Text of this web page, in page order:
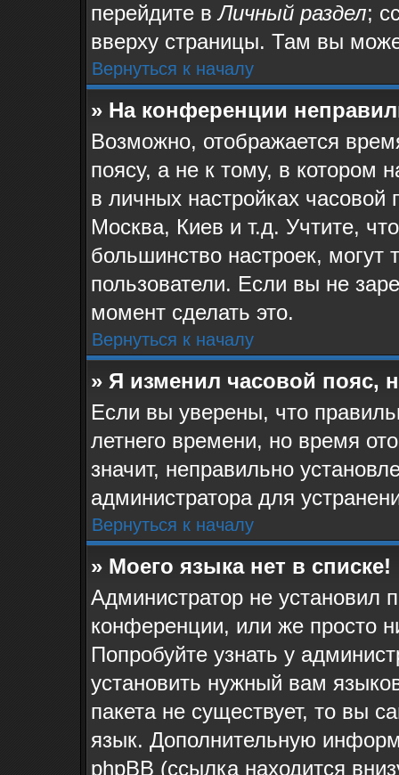
перейдите вЛичный раздел;
вверху страницы. Там вы
Вернуться к началу
» На конференции
Возможно, отображается
поясу, а не к тому, в котором
в личных настройках часовой
Москва, Киев и т.д. Учтите,
большинство настроек, могут
пользователи. Если вы не
момент сделать это.
Вернуться к началу
» Я изменил часовой пояс,
Если вы уверены, что
летнего времени, но время
значит, неправильно
администратора для
Вернуться к началу
» Моего языка нет в списке!
Администратор не установил
конференции, или же просто
Попробуйте узнать у
установить нужный вам
пакета не существует, то вы
язык. Дополнительную
phpBB (ссылка находится